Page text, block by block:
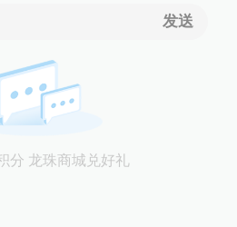
发送
分 龙珠商城兑好礼